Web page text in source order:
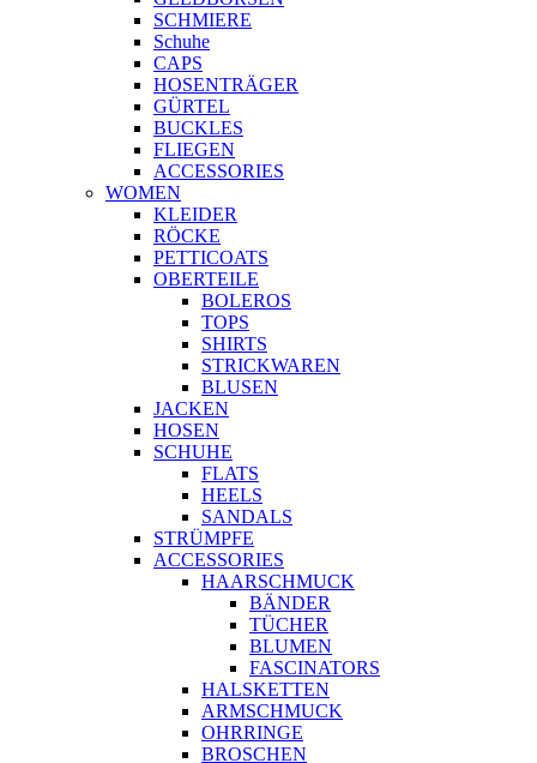
SCHMIERE
Schuhe
CAPS
HOSENTRÄGER
GÜRTEL
BUCKLES
FLIEGEN
ACCESSORIES
WOMEN
KLEIDER
RÖCKE
PETTICOATS
OBERTEILE
BOLEROS
TOPS
SHIRTS
STRICKWAREN
BLUSEN
JACKEN
HOSEN
SCHUHE
FLATS
HEELS
SANDALS
STRÜMPFE
ACCESSORIES
HAARSCHMUCK
BÄNDER
TÜCHER
BLUMEN
FASCINATORS
HALSKETTEN
ARMSCHMUCK
OHRRINGE
BROSCHEN